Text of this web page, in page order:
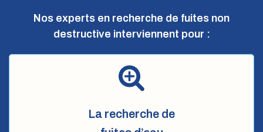
Nos experts en recherche de fuites non
destructive interviennent pour :
La recherche de